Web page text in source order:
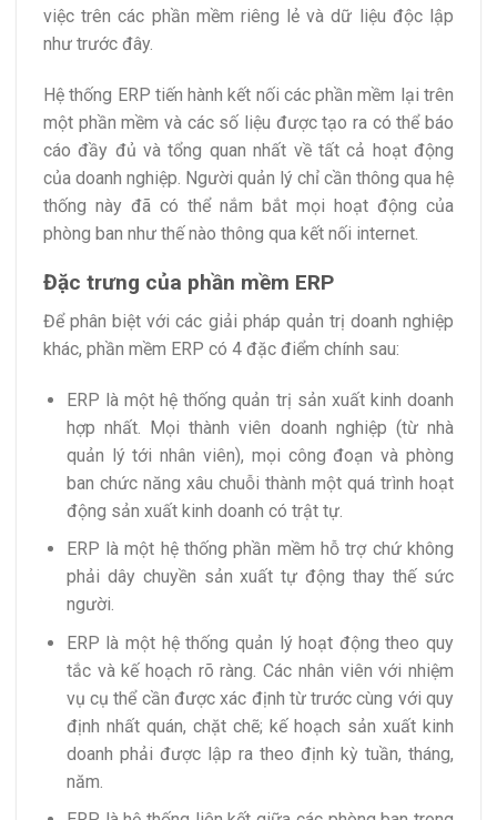
việc trên các phần mềm riêng lẻ và dữ liệu độc lập
như trước đây.
Hệ thống ERP tiến hành kết nối các phần mềm lại trên
một phần mềm và các số liệu được tạo ra có thể báo
cáo đầy đủ và tổng quan nhất về tất cả hoạt động
của doanh nghiệp. Người quản lý chỉ cần thông qua hệ
thống này đã có thể nắm bắt mọi hoạt động của
phòng ban như thế nào thông qua kết nối internet.
Đặc trưng của phần mềm ERP
Để phân biệt với các giải pháp quản trị doanh nghiệp
khác, phần mềm ERP có 4 đặc điểm chính sau:
ERP là một hệ thống quản trị sản xuất kinh doanh
hợp nhất. Mọi thành viên doanh nghiệp (từ nhà
quản lý tới nhân viên), mọi công đoạn và phòng
ban chức năng xâu chuỗi thành một quá trình hoạt
động sản xuất kinh doanh có trật tự.
ERP là một hệ thống phần mềm hỗ trợ chứ không
phải dây chuyền sản xuất tự động thay thế sức
người.
ERP là một hệ thống quản lý hoạt động theo quy
tắc và kế hoạch rõ ràng. Các nhân viên với nhiệm
vụ cụ thể cần được xác định từ trước cùng với quy
định nhất quán, chặt chẽ; kế hoạch sản xuất kinh
doanh phải được lập ra theo định kỳ tuần, tháng,
năm.